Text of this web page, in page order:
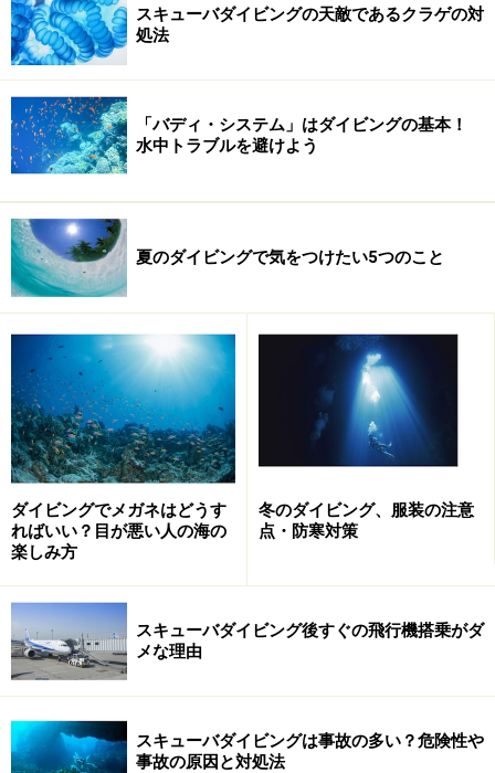
スキューバダイビングの天敵であるクラゲの対
処法
「バディ・システム」はダイビングの基本！
水中トラブルを避けよう
夏のダイビングで気をつけたい5つのこと
ダイビングでメガネはどうす
ればいい？目が悪い人の海の
楽しみ方
冬のダイビング、服装の注意
点・防寒対策
スキューバダイビング後すぐの飛行機搭乗がダ
メな理由
スキューバダイビングは事故の多い？危険性や
事故の原因と対処法